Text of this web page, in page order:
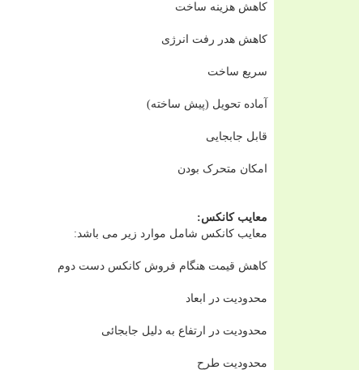
کاهش هزینه ساخت
کاهش هدر رفت انرژی
سریع ساخت
آماده تحویل (پیش ساخته)
قابل جابجایی
امکان متحرک بودن
معایب کانکس:
معایب کانکس شامل موارد زیر می باشد:
کاهش قیمت هنگام فروش کانکس دست دوم
محدودیت در ابعاد
محدودیت در ارتفاع به دلیل جابجائی
محدودیت طرح